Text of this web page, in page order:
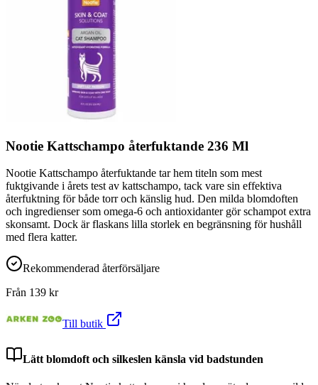
Nootie Kattschampo återfuktande 236 Ml
Nootie Kattschampo återfuktande tar hem titeln som mest
fuktgivande i årets test av kattschampo, tack vare sin effektiva
återfuktning för både torr och känslig hud. Den milda blomdoften
och ingredienser som omega‑6 och antioxidanter gör schampot extra
skonsamt. Dock är flaskans lilla storlek en begränsning för hushåll
med flera katter.
Rekommenderad återförsäljare
Från 139 kr
Till butik
Lätt blomdoft och silkeslen känsla vid badstunden